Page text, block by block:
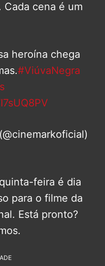
Cada cena é um
heroína chega
#ViúvaNegra
feira é dia
para o filme da
Está pronto?